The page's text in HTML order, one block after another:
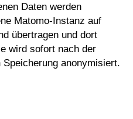
Daten werden
Matomo-Instanz auf
übertragen und dort
wird sofort nach der
anonymisiert.